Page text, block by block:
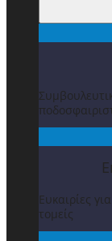
Ευκαιρίες
τομείς